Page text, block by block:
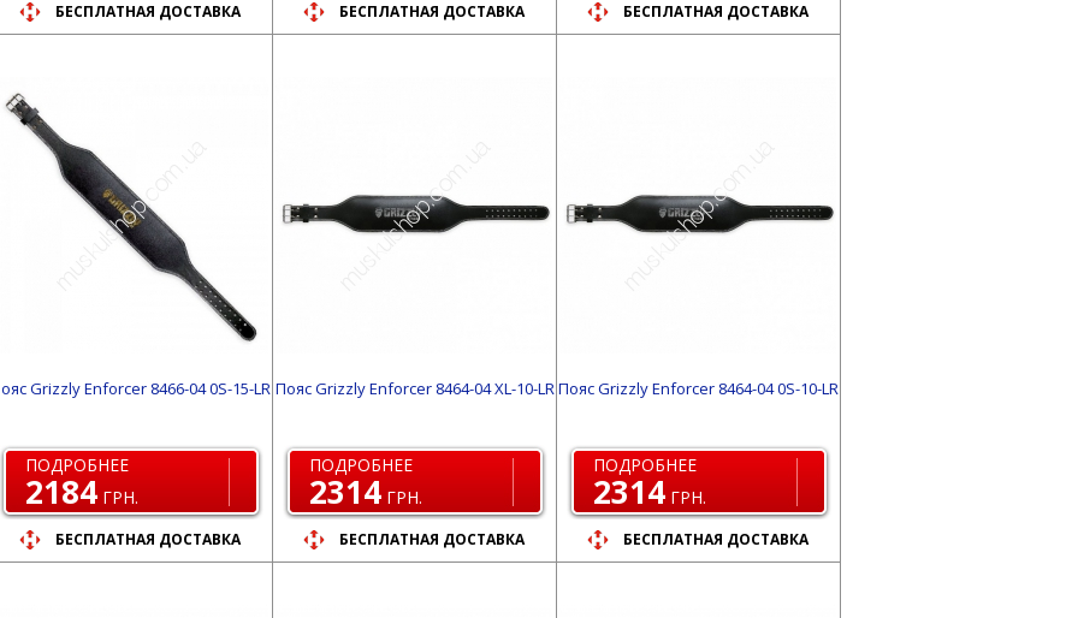
БЕСПЛАТНАЯ ДОСТАВКА БЕСПЛАТНАЯ ДОСТАВКА БЕСПЛАТНАЯ ДОСТАВКА
Grizzly Enforcer 8466-04 0S-15-LR
ПОДРОБНЕЕ
2184 ГРН.
БЕСПЛАТНАЯ ДОСТАВКА
Пояс Grizzly Enforcer 8464-04 XL-10-LR
ПОДРОБНЕЕ
2314 ГРН.
БЕСПЛАТНАЯ ДОСТАВКА
Пояс Grizzly Enforcer 8464-04 0S-10-LR
ПОДРОБНЕЕ
2314 ГРН.
БЕСПЛАТНАЯ ДОСТАВКА